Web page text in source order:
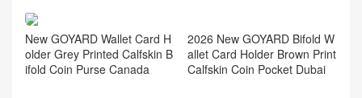
New GOYARD Wallet Card H
older Grey Printed Calfskin B
ifold Coin Purse Canada